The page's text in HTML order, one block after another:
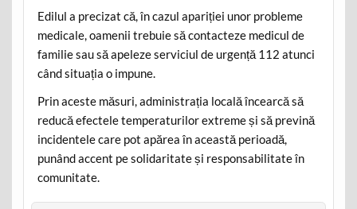
Edilul a precizat că, în cazul apariției unor probleme
medicale, oamenii trebuie să contacteze medicul de
familie sau să apeleze serviciul de urgență 112 atunci
când situația o impune.
Prin aceste măsuri, administrația locală încearcă să
reducă efectele temperaturilor extreme și să prevină
incidentele care pot apărea în această perioadă,
punând accent pe solidaritate și responsabilitate în
comunitate.